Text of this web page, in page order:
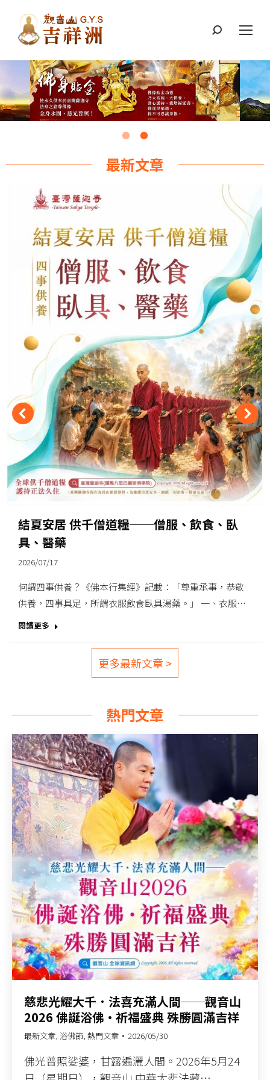
搜
最新文章
結夏安居 供千僧道糧──僧服、飲食、臥
具、醫藥
2026/07/17
何謂四事供養？《佛本行集經》記載：「尊重承事，恭敬
供養，四事具足，所謂衣服飲食臥具湯藥。」 一、衣服…
閱讀更多
更多最新文章 >
熱門文章
慈悲光耀大千．法喜充滿人間──觀音山
2026 佛誕浴佛•祈福盛典 殊勝圓滿吉祥
最新文章, 浴佛節, 熱門文章 2026/05/30
佛光普照娑婆，甘露遍灑人間。2026年5月24